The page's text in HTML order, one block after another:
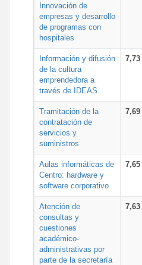
Innovación de
empresas y desarrollo
de programas con
hospitales
Información y difusión
de la cultura
emprendedora a
través de IDEAS
7,73
Tramitación de la
contratación de
servicios y
suministros
7,69
Aulas informáticas de
Centro: hardware y
software corporativo
7,65
Atención de
consultas y
cuestiones
académico-
administrativas por
parte de la secretaría
7,63